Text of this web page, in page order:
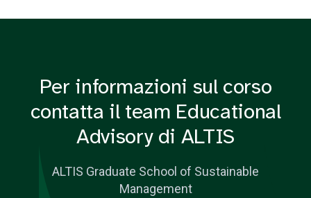
Per informazioni sul corso
contatta il team Educational
Advisory di ALTIS
ALTIS Graduate School of Sustainable
Management